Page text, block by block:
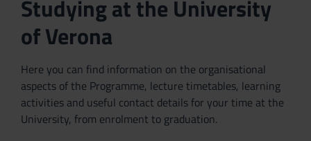
Studying at the University
of Verona
Here you can find information on the organisational
aspects of the Programme, lecture timetables, learning
activities and useful contact details for your time at the
University, from enrolment to graduation.